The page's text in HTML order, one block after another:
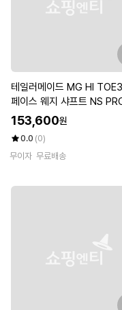
테일러메이드 MG HI
페이스 웨지 샤프트 NS
O 950 S
153,600원
0.0 (0)
무이자 무료배송